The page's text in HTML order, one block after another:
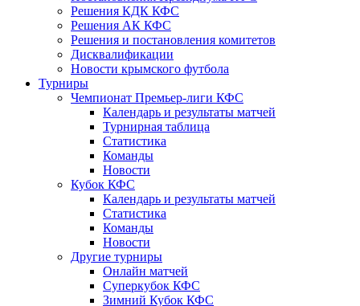
Решения КДК КФС
Решения АК КФС
Решения и постановления комитетов
Дисквалификации
Новости крымского футбола
Турниры
Чемпионат Премьер-лиги КФС
Календарь и результаты матчей
Турнирная таблица
Статистика
Команды
Новости
Кубок КФС
Календарь и результаты матчей
Статистика
Команды
Новости
Другие турниры
Онлайн матчей
Суперкубок КФС
Зимний Кубок КФС